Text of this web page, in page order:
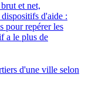
et net,
d'aide :
pour repérer les
a le plus de
d'une ville selon